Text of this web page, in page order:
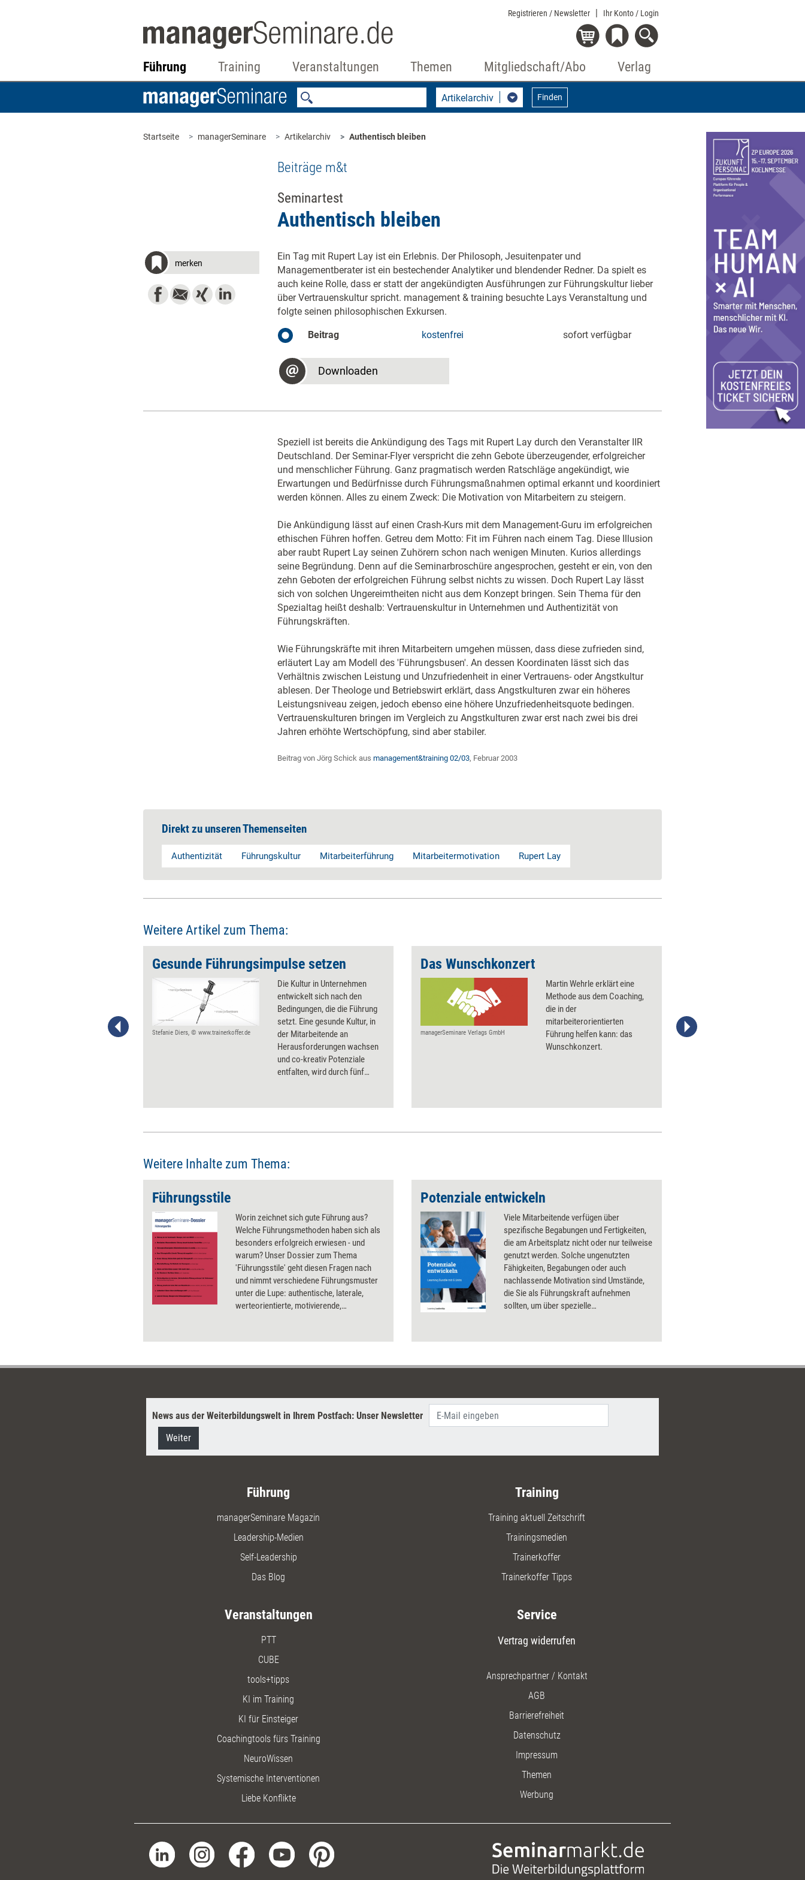
Registrieren / Newsletter Ihr Konto / Login
Führung Training Veranstaltungen Themen Mitgliedschaft/Abo Verlag
Artikelarchiv Finden
Startseite managerSeminare Artikelarchiv Authentisch bleiben
Beiträge m&t
Seminartest
Authentisch bleiben
merken
Ein Tag mit Rupert Lay ist ein Erlebnis. Der Philosoph, Jesuitenpater und
Managementberater ist ein bestechender Analytiker und blendender Redner. Da spielt es
auch keine Rolle, dass er statt der angekündigten Ausführungen zur Führungskultur lieber
über Vertrauenskultur spricht. management & training besuchte Lays Veranstaltung und
folgte seinen philosophischen Exkursen.
Beitrag kostenfrei sofort verfügbar
Downloaden
Speziell ist bereits die Ankündigung des Tags mit Rupert Lay durch den Veranstalter IIR
Deutschland. Der Seminar-Flyer verspricht die zehn Gebote überzeugender, erfolgreicher
und menschlicher Führung. Ganz pragmatisch werden Ratschläge angekündigt, wie
Erwartungen und Bedürfnisse durch Führungsmaßnahmen optimal erkannt und koordiniert
werden können. Alles zu einem Zweck: Die Motivation von Mitarbeitern zu steigern.
Die Ankündigung lässt auf einen Crash-Kurs mit dem Management-Guru im erfolgreichen
ethischen Führen hoffen. Getreu dem Motto: Fit im Führen nach einem Tag. Diese Illusion
aber raubt Rupert Lay seinen Zuhörern schon nach wenigen Minuten. Kurios allerdings
seine Begründung. Denn auf die Seminarbroschüre angesprochen, gesteht er ein, von den
zehn Geboten der erfolgreichen Führung selbst nichts zu wissen. Doch Rupert Lay lässt
sich von solchen Ungereimtheiten nicht aus dem Konzept bringen. Sein Thema für den
Spezialtag heißt deshalb: Vertrauenskultur in Unternehmen und Authentizität von
Führungskräften.
Wie Führungskräfte mit ihren Mitarbeitern umgehen müssen, dass diese zufrieden sind,
erläutert Lay am Modell des 'Führungsbusen'. An dessen Koordinaten lässt sich das
Verhältnis zwischen Leistung und Unzufriedenheit in einer Vertrauens- oder Angstkultur
ablesen. Der Theologe und Betriebswirt erklärt, dass Angstkulturen zwar ein höheres
Leistungsniveau zeigen, jedoch ebenso eine höhere Unzufriedenheitsquote bedingen.
Vertrauenskulturen bringen im Vergleich zu Angstkulturen zwar erst nach zwei bis drei
Jahren erhöhte Wertschöpfung, sind aber stabiler.
Beitrag von Jörg Schick aus management&training 02/03, Februar 2003
Direkt zu unseren Themenseiten
Authentizität Führungskultur Mitarbeiterführung Mitarbeitermotivation Rupert Lay
Weitere Artikel zum Thema:
Paradoxerweise aber erhalten
die wenigsten dieses Lob, die
Gesunde Führungsimpulse setzen
Stefanie Diers, © www.trainerkoffer.de
Die Kultur in Unternehmen
entwickelt sich nach den
Bedingungen, die die Führung
setzt. Eine gesunde Kultur, in
der Mitarbeitende an
Herausforderungen wachsen
und co-kreativ Potenziale
entfalten, wird durch fünf
Ängste und Passivität.
Das Wunschkonzert
managerSeminare Verlags GmbH
Martin Wehrle erklärt eine
Methode aus dem Coaching,
die in der
mitarbeiterorientierten
Führung helfen kann: das
Wunschkonzert.
Weitere Inhalte zum Thema:
Führungsstile
Worin zeichnet sich gute Führung aus?
Welche Führungsmethoden haben sich als
besonders erfolgreich erwiesen - und
warum? Unser Dossier zum Thema
'Führungsstile' geht diesen Fragen nach
und nimmt verschiedene Führungsmuster
unter die Lupe: authentische, laterale,
werteorientierte, motivierende,
Potenziale entwickeln
Viele Mitarbeitende verfügen über
spezifische Begabungen und Fertigkeiten,
die am Arbeitsplatz nicht oder nur teilweise
genutzt werden. Solche ungenutzten
Fähigkeiten, Begabungen oder auch
nachlassende Motivation sind Umstände,
die Sie als Führungskraft aufnehmen
sollten, um über spezielle
unterstützen Führungskräfte und
Kompetenzbereich auszubauen.
News aus der Weiterbildungswelt in Ihrem Postfach: Unser Newsletter
Weiter
Führung
managerSeminare Magazin
Leadership-Medien
Self-Leadership
Das Blog
Training
Training aktuell Zeitschrift
Trainingsmedien
Trainerkoffer
Trainerkoffer Tipps
Veranstaltungen
PTT
CUBE
tools+tipps
KI im Training
KI für Einsteiger
Coachingtools fürs Training
NeuroWissen
Systemische Interventionen
Liebe Konflikte
Service
Vertrag widerrufen
Ansprechpartner / Kontakt
AGB
Barrierefreiheit
Datenschutz
Impressum
Themen
Werbung